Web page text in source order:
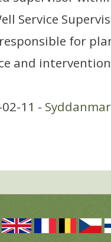
Service
for
and
11 -